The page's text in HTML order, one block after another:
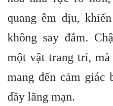
quang êm dịu,
không say đắm.
một vật trang trí,
mang đến cảm giác
đầy lãng mạn.